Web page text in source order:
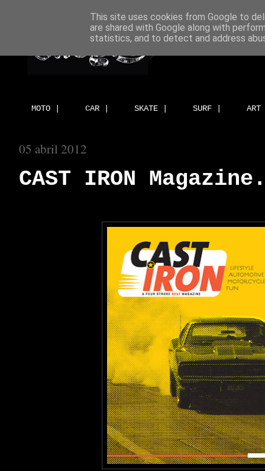
MOTO | CAR | SKATE | SURF |
05 abril 2012
CAST IRON
This site uses cookies from Google to
are shared with Google along with
statistics, and to detect and address